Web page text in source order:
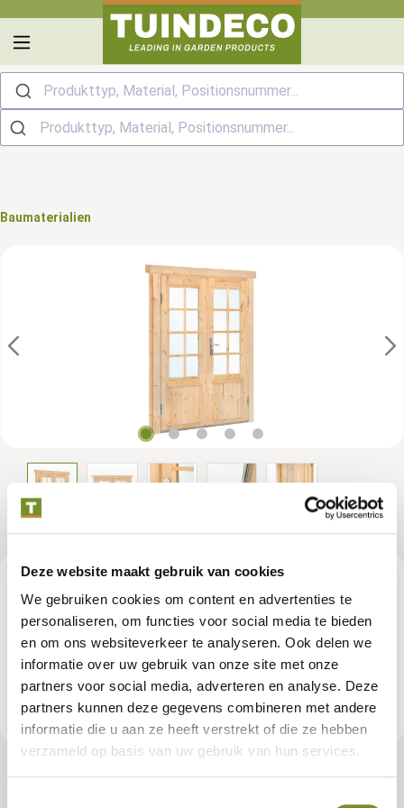
Deze website maakt gebruik van cookies
We gebruiken cookies om content en advertenties te
personaliseren, om functies voor social media te bieden
en om ons websiteverkeer te analyseren. Ook delen we
informatie over uw gebruik van onze site met onze
partners voor social media, adverteren en analyse. Deze
partners kunnen deze gegevens combineren met andere
informatie die u aan ze heeft verstrekt of die ze hebben
verzameld op basis van uw gebruik van hun services.
springen
Produkttyp, Material, Positionsnummer...
Baumaterialien
Diese Tür ist an zwei Seiten mit Holz verkleidet, dazwischen
befindet sich Dämmmaterial
Produktspezifikationen